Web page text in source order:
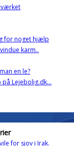
for noget hjælp
karm..
en le?
på Lejebolig.dk...
for sjov i Irak.